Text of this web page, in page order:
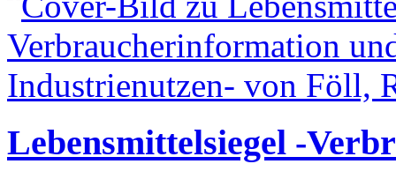
Lebensmittelsiegel -